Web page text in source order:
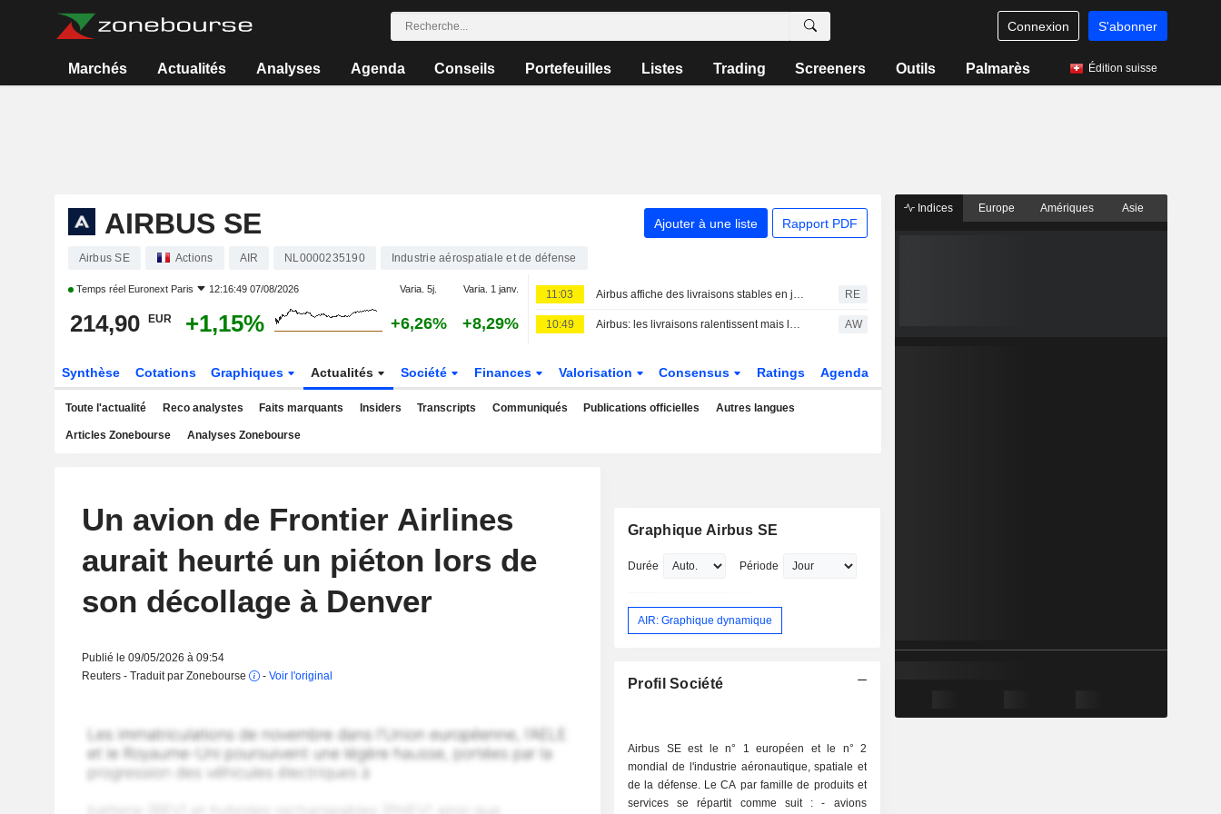
Connexion S'abonner
Marchés Actualités Analyses Agenda Conseils Portefeuilles Listes Trading Screeners Outils Palmarès Édition suisse
AIRBUS SE Ajouter à une liste Rapport PDF
Airbus SE Actions AIR NL0000235190 Industrie aérospatiale et de défense
Temps réel Euronext Paris 12:16:49 07/08/2026 Varia. 5j. Varia. 1 janv.
214,90 EUR +1,15% +6,26% +8,29%
11:03 Airbus affiche des livraisons stables en juillet et confirme ses commandes en Chine RE
10:49 Airbus: les livraisons ralentissent mais les commandes accélèrent AW
Synthèse Cotations Graphiques Actualités Société Finances Valorisation Consensus Ratings Agenda
Toute l'actualité Reco analystes Faits marquants Insiders Transcripts Communiqués Publications officielles Autres langues
Articles Zonebourse Analyses Zonebourse
Un avion de Frontier Airlines
aurait heurté un piéton lors de
son décollage à Denver
Publié le 09/05/2026 à 09:54
Reuters - Traduit par Zonebourse
- Voir l'original
Graphique Airbus SE
Durée Période
AIR: Graphique dynamique
Profil Société
Airbus SE est le n° 1 européen et le n° 2
mondial de l'industrie aéronautique, spatiale et
de la défense. Le CA par famille de produits et
services se répartit comme suit : - avions
Indices Europe Amériques Asie